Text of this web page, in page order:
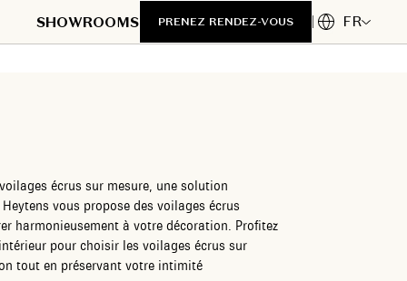
SHOWROOMS PRENEZ RENDEZ-VOUS FR
écrus sur mesure, une solution
vous propose des voilages écrus
harmonieusement à votre décoration. Profitez
pour choisir les voilages écrus sur
tout en préservant votre intimité